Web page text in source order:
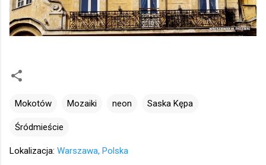
Mokotów Mozaiki neon Saska Kępa
Śródmieście
Lokalizacja: Warszawa, Polska